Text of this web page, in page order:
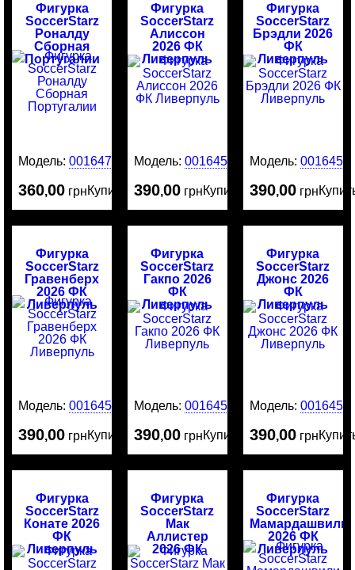
Фигурка
SoccerStarz
Роналду
Сборная
Португалии
Модель:0016476
360,00 грнКупить
Фигурка
SoccerStarz
Алиссон
2026 ФК
Ливерпуль
Модель:0016456
390,00 грнКупить
Фигурка
SoccerStarz
Брэдли 2026
ФК
Ливерпуль
Модель: 0016455
390,00 грн
Фигурка
SoccerStarz
Гравенберх
2026 ФК
Ливерпуль
Модель:0016454
390,00 грнКупить
Фигурка
SoccerStarz
Гакпо 2026
ФК
Ливерпуль
Модель:0016453
390,00 грнКупить
Фигурка
SoccerStarz
Джонс 2026
ФК
Ливерпуль
Модель: 0016452
390,00 грн
Фигурка
SoccerStarz
Конате 2026
ФК
Ливерпуль
Фигурка
SoccerStarz
Мак
Аллистер
2026 ФК
Ливерпуль
Фигурка
SoccerStarz
Мамардашвили
2026 ФК
Ливерпуль